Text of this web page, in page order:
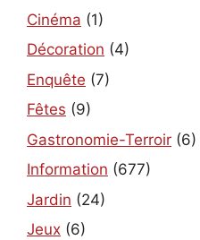
Cinéma (1)
Décoration (4)
Enquête (7)
Fêtes (9)
Gastronomie-Terroir (6)
Information (677)
Jardin (24)
Jeux (6)